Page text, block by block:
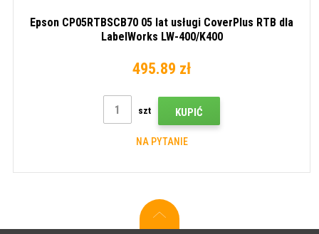
Epson CP05RTBSCB70 05 lat usługi CoverPlus RTB dla
LabelWorks LW-400/K400
495.89 zł
szt KUPIĆ
NA PYTANIE